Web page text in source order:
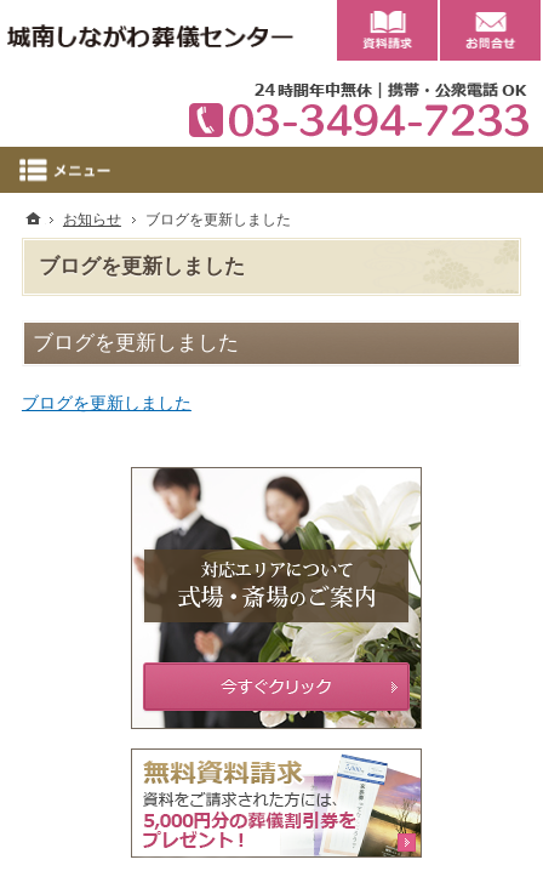
ブログを更新しました
ブログを更新しました
ブログを更新しました
ホーム
お知らせ ブログを更新しました